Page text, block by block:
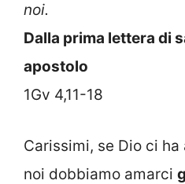
noi.
Dalla prima lettera di
apostolo
1Gv 4,11-18
Carissimi, se Dio ci
noi dobbiamo amarci